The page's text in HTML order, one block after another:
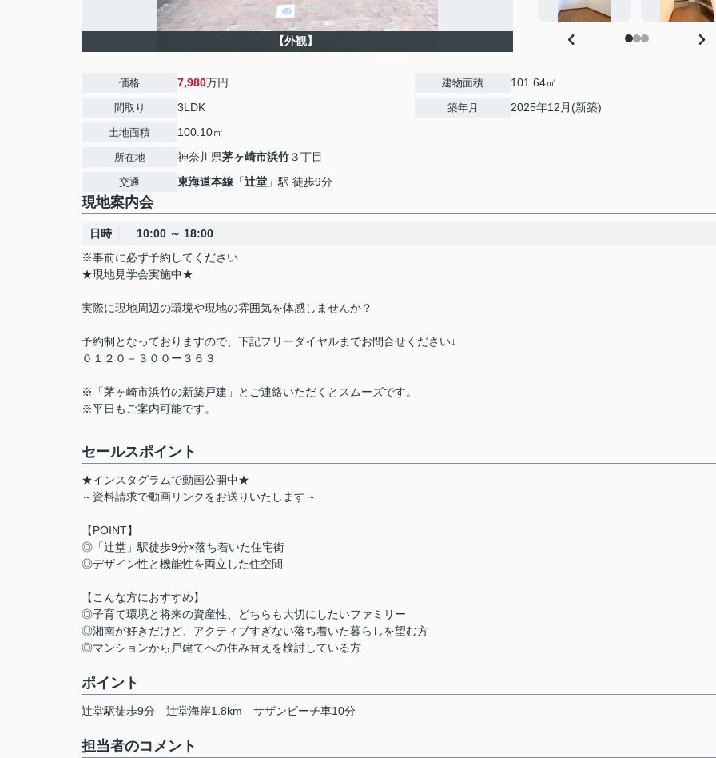
【外観】
価格 7,980万円
間取り 3LDK
土地面積 100.10㎡
所在地 神奈川県茅ヶ崎市浜竹３丁目
交通 東海道本線 「辻堂 」駅 徒歩9分
建物面積 101.64㎡
築年月 2025年12月(新築)
現地案内会
日時
10:00 ～ 18:00
※事前に必ず予約してください
★現地見学会実施中★
実際に現地周辺の環境や現地の雰囲気を体感しませんか？
予約制となっておりますので、下記フリーダイヤルまでお問合せください↓
０１２０－３００ー３６３
※「茅ヶ崎市浜竹の新築戸建」とご連絡いただくとスムーズです。
※平日もご案内可能です。
セールスポイント
★インスタグラムで動画公開中★
～資料請求で動画リンクをお送りいたします～
【POINT】
◎「辻堂」駅徒歩9分×落ち着いた住宅街
◎デザイン性と機能性を両立した住空間
【こんな方におすすめ】
◎子育て環境と将来の資産性、どちらも大切にしたいファミリー
◎湘南が好きだけど、アクティブすぎない落ち着いた暮らしを望む方
◎マンションから戸建てへの住み替えを検討している方
ポイント
辻堂駅徒歩9分 辻堂海岸1.8km サザンビーチ車10分
担当者のコメント